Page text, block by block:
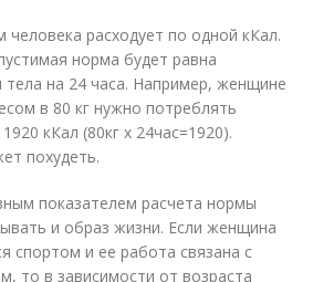
человека расходует по одной кКал.
норма будет равна
на 24 часа. Например, женщине
в 80 кг нужно потреблять
кКал (80кг х 24час=1920).
похудеть.
показателем расчета нормы
и образ жизни. Если женщина
спортом и ее работа связана с
то в зависимости от возраста